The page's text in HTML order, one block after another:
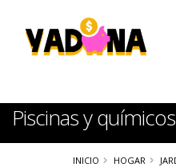
Piscinas y químicos
INICIO HOGAR